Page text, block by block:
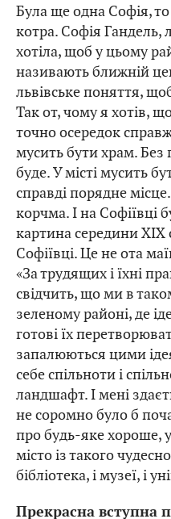
Була ще одна Софія,
котра. Софія Гандель,
хотіла, щоб у цьому
називають ближній
львівське поняття,
Так от, чому я хотів,
точно осередок
мусить бути храм. Без
буде. У місті мусить
справді порядне
корчма. І на Софіївці
картина середини XIX
Софіївці. Це не ота
«За трудящих і їхні
свідчить, що ми в
зеленому районі, де
готові їх
запалюються цими
себе спільноти і
ландшафт. І мені
не соромно було б
про будь-яке хороше,
місто із такого
бібліотека, і музеї, і
Прекрасна вступна